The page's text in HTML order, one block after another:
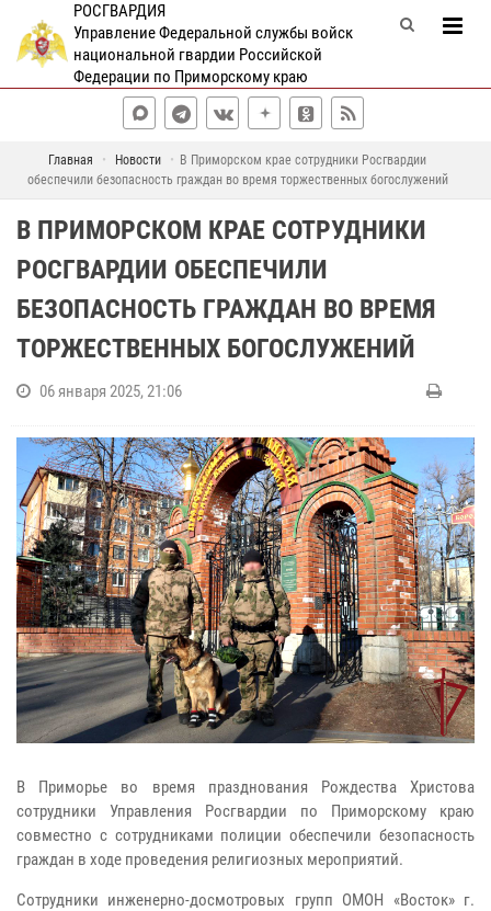
РОСГВАРДИЯ
Управление Федеральной службы войск
национальной гвардии Российской
Федерации по Приморскому краю
Главная Новости
В Приморском крае сотрудники Росгвардии
обеспечили безопасность граждан во время торжественных богослужений
В ПРИМОРСКОМ КРАЕ СОТРУДНИКИ
РОСГВАРДИИ ОБЕСПЕЧИЛИ
БЕЗОПАСНОСТЬ ГРАЖДАН ВО ВРЕМЯ
ТОРЖЕСТВЕННЫХ БОГОСЛУЖЕНИЙ
06 января 2025, 21:06
В Приморье во время празднования Рождества Христова
сотрудники Управления Росгвардии по Приморскому краю
совместно с сотрудниками полиции обеспечили безопасность
граждан в ходе проведения религиозных мероприятий.
Сотрудники инженерно-досмотровых групп ОМОН «Восток» г.